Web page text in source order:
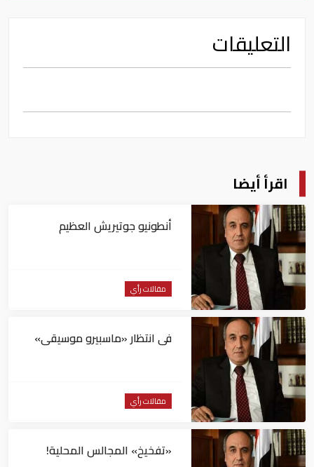
التعليقات
اقرأ أيضا
أنطونيو جوتيريش العظيم
مقالات رأي
فى انتظار «ماسبيرو موسيقى»
مقالات رأي
«تفخيخ» المجالس المحلية!